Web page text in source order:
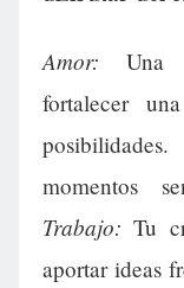
Amor: Una
fortalecer
momentos
Trabajo: Tu
aportar ideas